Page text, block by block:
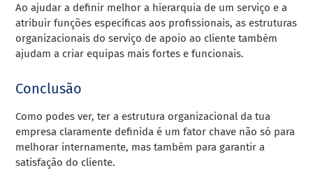
Ao ajudar a definir melhor a hierarquia de um serviço e a
atribuir funções específicas aos profissionais, as estruturas
organizacionais do serviço de apoio ao cliente também
ajudam a criar equipas mais fortes e funcionais.
Conclusão
Como podes ver, ter a estrutura organizacional da tua
empresa claramente definida é um fator chave não só para
melhorar internamente, mas também para garantir a
satisfação do cliente.